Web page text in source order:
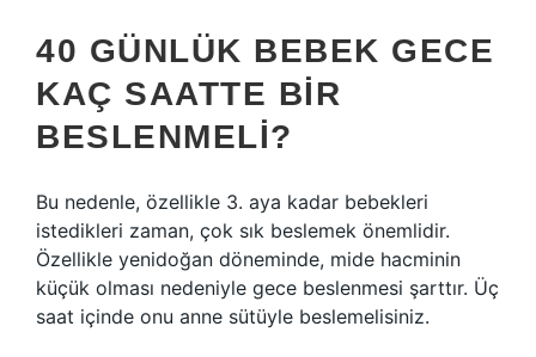
40 GÜNLÜK BEBEK GECE
KAÇ SAATTE BIR
BESLENMELI?
Bu nedenle, özellikle 3. aya kadar bebekleri
istedikleri zaman, çok sık beslemek önemlidir.
Özellikle yenidoğan döneminde, mide hacminin
küçük olması nedeniyle gece beslenmesi şarttır. Üç
saat içinde onu anne sütüyle beslemelisiniz.